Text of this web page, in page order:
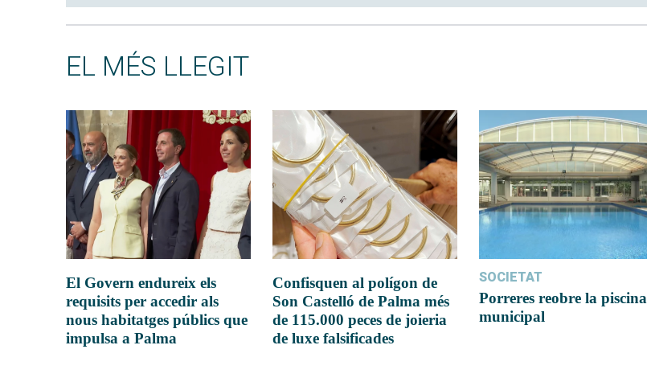
EL MÉS LLEGIT
El Govern endureix els
requisits per accedir als
nous habitatges públics que
impulsa a Palma
Confisquen al polígon de
Son Castelló de Palma més
de 115.000 peces de joieria
de luxe falsificades
SOCIETAT
Porreres reobre la piscina
municipal